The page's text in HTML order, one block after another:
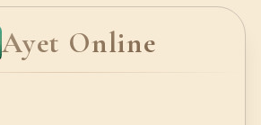
Ayet Online